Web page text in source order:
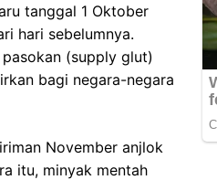
tanggal 1 Oktober
hari sebelumnya.
(supply glut)
bagi negara-negara
November anjlok
itu, minyak mentah